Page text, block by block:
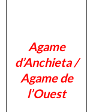
Agame
d’Anchieta /
Agame de
l’Ouest